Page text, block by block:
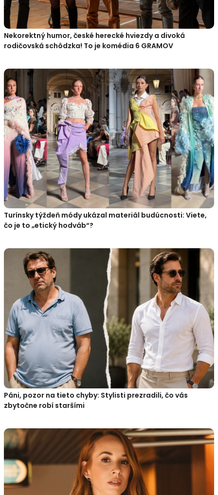
Nekorektný humor, české herecké hviezdy a divoká
rodičovská schôdzka! To je komédia 6 GRAMOV
Turínsky týždeň módy ukázal materiál budúcnosti: Viete,
čo je to „etický hodváb“?
Páni, pozor na tieto chyby: Stylisti prezradili, čo vás
zbytočne robí staršími